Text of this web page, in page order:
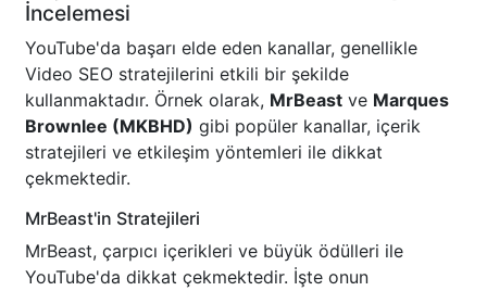
İncelemesi
YouTube'da başarı elde eden kanallar, genellikle
Video SEO stratejilerini etkili bir şekilde
kullanmaktadır. Örnek olarak, MrBeast ve Marques
Brownlee (MKBHD) gibi popüler kanallar, içerik
stratejileri ve etkileşim yöntemleri ile dikkat
çekmektedir.
MrBeast'in Stratejileri
MrBeast, çarpıcı içerikleri ve büyük ödülleri ile
YouTube'da dikkat çekmektedir. İşte onun